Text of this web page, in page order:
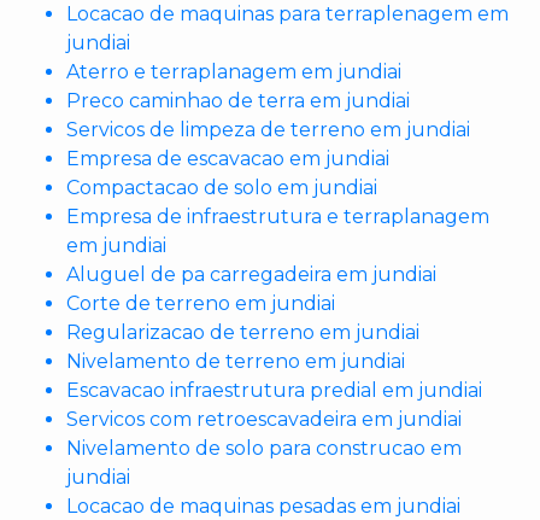
Locacao de maquinas para terraplenagem em
jundiai
Aterro e terraplanagem em jundiai
Preco caminhao de terra em jundiai
Servicos de limpeza de terreno em jundiai
Empresa de escavacao em jundiai
Compactacao de solo em jundiai
Empresa de infraestrutura e terraplanagem
em jundiai
Aluguel de pa carregadeira em jundiai
Corte de terreno em jundiai
Regularizacao de terreno em jundiai
Nivelamento de terreno em jundiai
Escavacao infraestrutura predial em jundiai
Servicos com retroescavadeira em jundiai
Nivelamento de solo para construcao em
jundiai
Locacao de maquinas pesadas em jundiai